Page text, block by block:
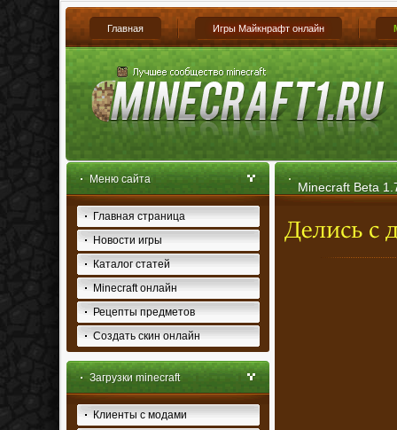
Главная Игры Майкнрафт онлайн
Меню сайта
Главная страница
Новости игры
Каталог статей
Minecraft онлайн
Рецепты предметов
Создать скин онлайн
Загрузки minecraft
Клиенты с модами
Minecraft Beta